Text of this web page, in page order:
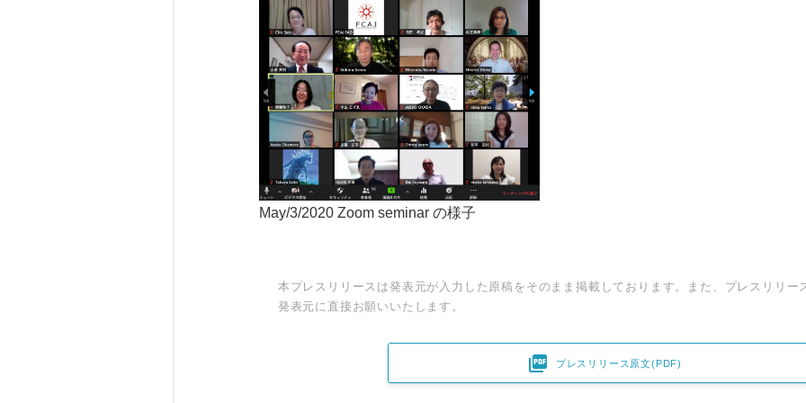
May/3/2020 Zoom seminar の様子
本プレスリリースは発表元が入力した原稿をそのまま掲載しております。また、プレスリリー
発表元に直接お願いいたします。
 プレスリリース原文(PDF)